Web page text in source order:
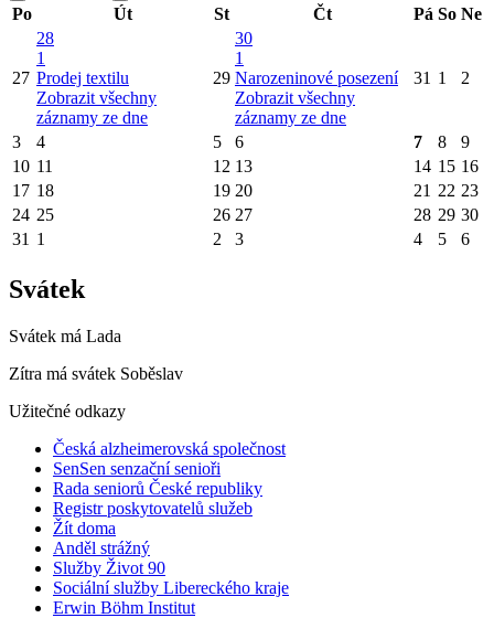
Po
Út St Čt Pá So Ne
27
28
1
Prodej textilu
Zobrazit všechny
záznamy ze dne
29
30
1
Narozeninové posezení
Zobrazit všechny
záznamy ze dne
31 1 2
3 4 5 6 7 8
9
10 11 12 13 14 15 16
17 18 19 20 21 22 23
24 25 26 27 28 29 30
31 1 2 3 4 5 6
Svátek
Svátek má Lada
Zítra má svátek Soběslav
Užitečné odkazy
Česká alzheimerovská společnost
SenSen senzační senioři
Rada seniorů České republiky
Registr poskytovatelů služeb
Žít doma
Anděl strážný
Služby Život 90
Sociální služby Libereckého kraje
Erwin Böhm Institut